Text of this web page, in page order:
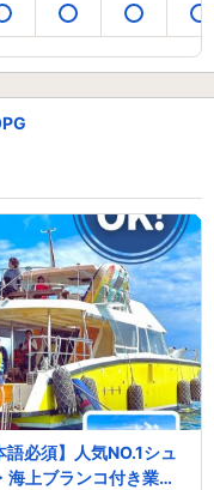
語必須】人気NO.1シュ
上ブランコ付き業界